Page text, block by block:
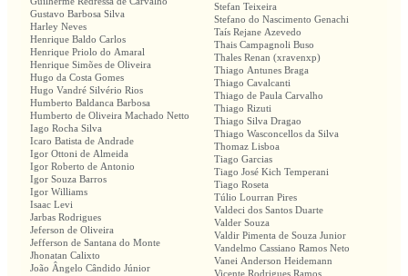
Gustavo Barbosa Silva
Harley Neves
Henrique Baldo Carlos
Henrique Priolo do Amaral
Henrique Simões de Oliveira
Hugo da Costa Gomes
Hugo Vandré Silvério Rios
Humberto Baldanca Barbosa
Humberto de Oliveira Machado Netto
Iago Rocha Silva
Icaro Batista de Andrade
Igor Ottoni de Almeida
Igor Roberto de Antonio
Igor Souza Barros
Igor Williams
Isaac Levi
Jarbas Rodrigues
Jeferson de Oliveira
Jefferson de Santana do Monte
Jhonatan Calixto
João Ângelo Cândido Júnior
Stefan Teixeira
Stefano do Nascimento Genachi
Taís Rejane Azevedo
Thais Campagnoli Buso
Thales Renan (xravenxp)
Thiago Antunes Braga
Thiago Cavalcanti
Thiago de Paula Carvalho
Thiago Rizuti
Thiago Silva Dragao
Thiago Wasconcellos da Silva
Thomaz Lisboa
Tiago Garcias
Tiago José Kich Temperani
Tiago Roseta
Túlio Lourran Pires
Valdeci dos Santos Duarte
Valder Souza
Valdir Pimenta de Souza Junior
Vandelmo Cassiano Ramos Neto
Vanei Anderson Heidemann
Vicente Rodrigues Ramos